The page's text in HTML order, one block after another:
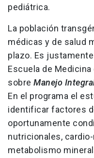
pediátrica.
La población
médicas y de salud
plazo. Es
Escuela de
sobre Manejo
En el programa el
identificar factores
oportunamente
nutricionales,
metabolismo